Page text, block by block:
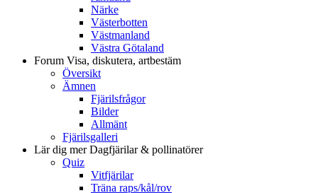
Närke
Västerbotten
Västmanland
Västra Götaland
Forum Visa, diskutera, artbestäm
Översikt
Ämnen
Fjärilsfrågor
Bilder
Allmänt
Fjärilsgalleri
Lär dig merDagfjärilar & pollinatörer
Quiz
Vitfjärilar
Träna raps/kål/rov